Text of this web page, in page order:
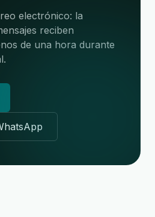
electrónico: la
reciben
de una hora durante